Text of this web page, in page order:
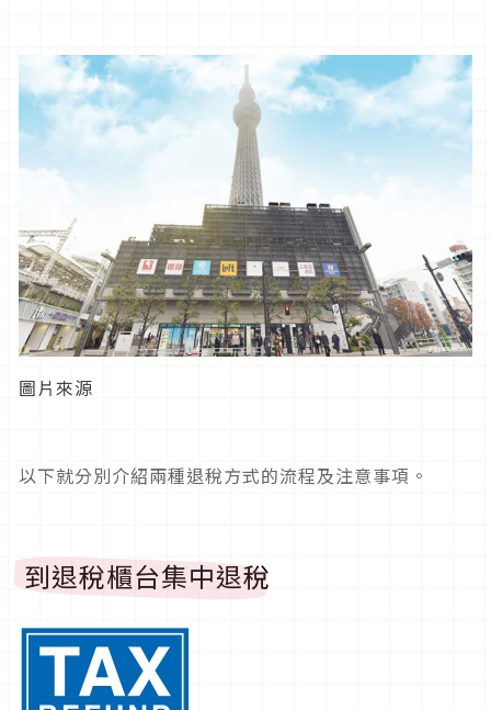
圖片來源
以下就分別介紹兩種退稅方式的流程及注意事項。
到退稅櫃台集中退稅